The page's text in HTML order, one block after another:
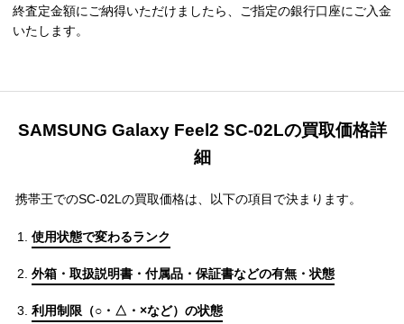
終査定金額にご納得いただけましたら、ご指定の銀行口座にご入金
いたします。
SAMSUNG Galaxy Feel2 SC-02Lの買取価格詳
細
携帯王でのSC-02Lの買取価格は、以下の項目で決まります。
使用状態で変わるランク
外箱・取扱説明書・付属品・保証書などの有無・状態
利用制限（○・△・×など）の状態